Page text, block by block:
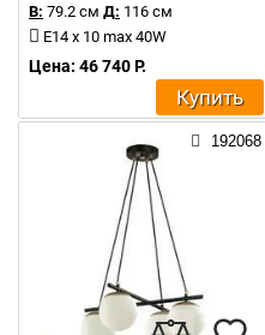
В: 79.2 см Д: 116 см
E14 x 10 max 40W
Цена: 46 740 Р.
Купить
192068